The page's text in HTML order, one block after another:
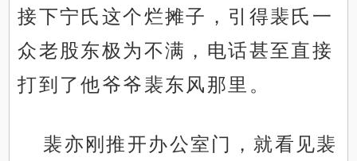
接下宁氏这个烂摊子，引得裴氏一
众老股东极为不满，电话甚至直接
打到了他爷爷裴东风那里。
裴亦刚推开办公室门，就看见裴